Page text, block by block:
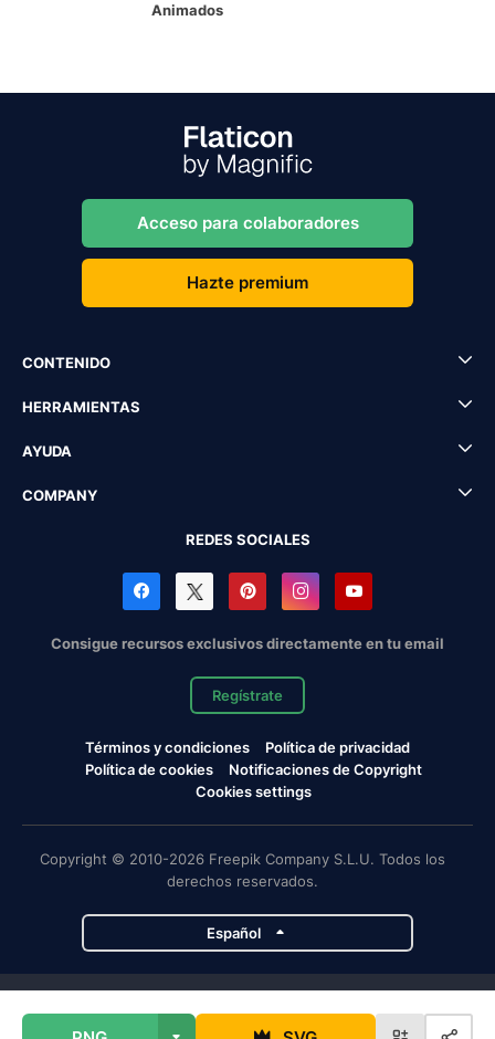
Animados
Acceso para colaboradores
Hazte premium
CONTENIDO
HERRAMIENTAS
AYUDA
COMPANY
REDES SOCIALES
Consigue recursos exclusivos directamente en tu email
Regístrate
Términos y condiciones
Política de privacidad
Política de cookies
Notificaciones de Copyright
Cookies settings
Copyright © 2010-2026 Freepik Company S.L.U. Todos los
derechos reservados.
Español